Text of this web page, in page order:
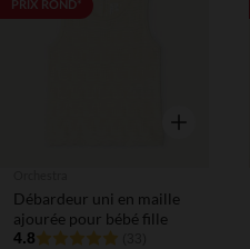
PRIX ROND* Liste de
Aperçu
Débardeur uni en maille
ajourée pour bébé fille
4.8